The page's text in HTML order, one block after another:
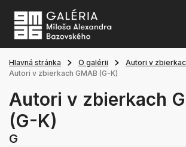
Hlavná stránka O galérii
Autori v
Autori v zbierkach GMAB (G-K)
Autori v zbierkach
(G-K)
G